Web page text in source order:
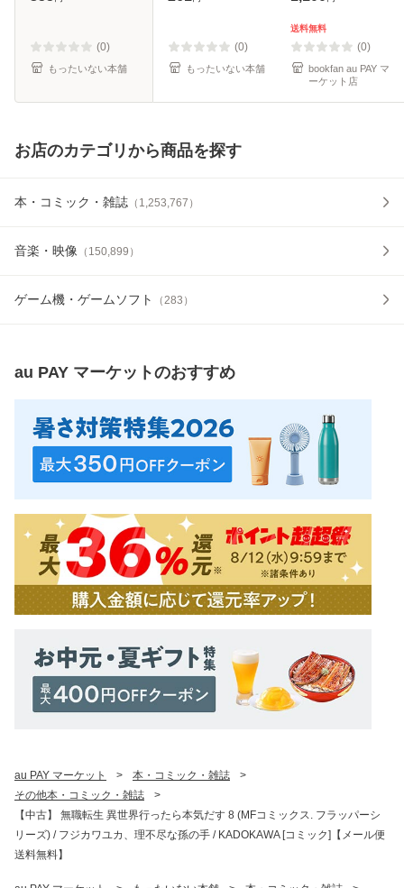
孫の手 /
KADOKAWA [コミ
(0)
もったいない本舗
(0)
もったいない本舗
送料無料
(0)
bookfan au PAY マ
ーケット店
お店のカテゴリから商品を探す
本・コミック・雑誌 （ 1,253,767 ）
音楽・映像 （ 150,899 ）
ゲーム機・ゲームソフト （283 ）
au PAY マーケットのおすすめ
au PAY マーケット > 本・コミック・雑誌
>
その他本・コミック・雑誌
>
【中古】 無職転生 異世界行ったら本気だす 8 (MFコミックス. フラッパーシ
リーズ) / フジカワユカ、理不尽な孫の手 / KADOKAWA [コミック]【メール便
送料無料】